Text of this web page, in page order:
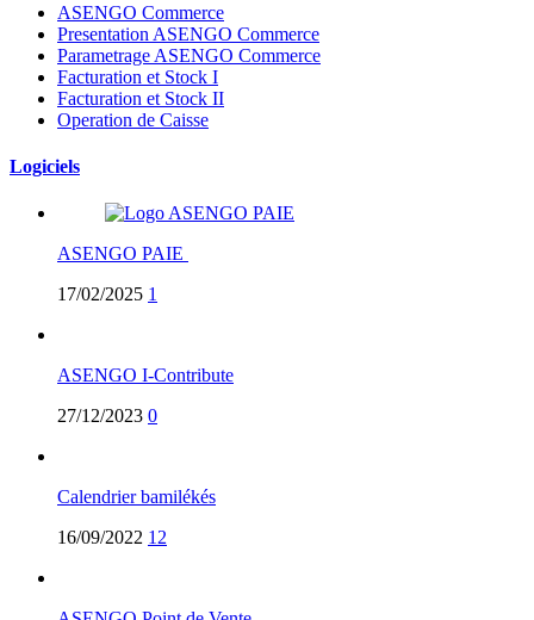
ASENGO Commerce
Presentation ASENGO Commerce
Parametrage ASENGO Commerce
Facturation et Stock I
Facturation et Stock II
Operation de Caisse
Logiciels
ASENGO PAIE
17/02/2025 1
ASENGO I-Contribute
27/12/2023 0
Calendrier bamilékés
16/09/2022 12